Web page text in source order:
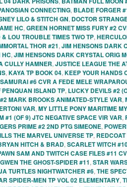
CONNECTING, BLADE FORGER
LILO & STITCH GN, DOCTOR
HC, GREEN HORNET MISS FURY #2
LOU TROUBLE TIMES TWO TP,
THOR #21, JIM HENSONS DARK
HC, JIM HENSONS DARK CRYSTAL ORIG
CULLY HAMNER, JUSTICE LEAGUE THE
, KAYA TP BOOK 04, KEEP YOUR HANDS
#6 CVR A FEDE MELE
PENQUAN ISLAND TP, LUCKY DEVILS #2
MARK BROOKS ANIMATED-STYLE VAR,
VAR, MY LITTLE PONY MARITIME
#1 (OF 9) JTC NEGATIVE SPACE VIR VAR,
PRIME #2 2ND PTG SIMEONE,
THE MARVEL UNIVERSE TP,
HITCH & BRAD, SCARLET WITCH
SAM AND TWITCH CASE FILES #11
THE GHOST-SPIDER #11, STAR
TURTLES NIGHTWATCHER #6, THE
SPIDER-MEN TP VOL 02 ELEMENTARY,